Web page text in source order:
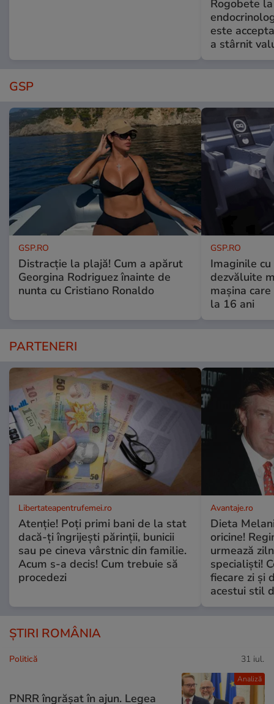
Rogobete
este
a stârnit
GSP
GSP.RO
Distracție la plajă! Cum a apărut
Georgina Rodriguez înainte de
nunta cu Cristiano Ronaldo
GSP.RO
Imaginile
dezvăluite
mașina
la 16 ani
PARTENERI
Libertateapentrufemei.ro
Atenție! Poți primi bani de la stat
dacă-ți îngrijești părinții, bunicii
sau pe cineva vârstnic din familie.
Acum s-a decis! Cum trebuie să
procedezi
Avantaje.ro
Dieta
oricine!
urmează
specialiști!
fiecare zi și
acestui stil
ȘTIRI ROMÂNIA
Analiză
Politică 31 iul.
PNRR îngrășat în ajun. Legea